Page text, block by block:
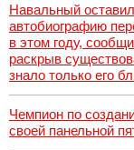
Навальный
автобиографию
в этом году,
раскрыв
знало только его
Чемпион по
своей панельной